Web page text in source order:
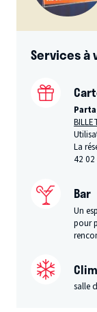
Services
La
42 02
Bar
Un
pour
salle